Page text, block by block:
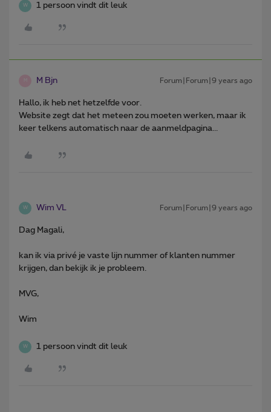
W 1 persoon vindt dit leuk
M Bjn Forum|Forum|9 years ago
Hallo, ik heb net hetzelfde voor.
Website zegt dat het meteen zou moeten werken, maar ik
keer telkens automatisch naar de aanmeldpagina...
W Wim VL Forum|Forum|9 years ago
Dag Magali,
kan ik via privé je vaste lijn nummer of klanten nummer
krijgen, dan bekijk ik je probleem.
MVG,
Wim
W 1 persoon vindt dit leuk